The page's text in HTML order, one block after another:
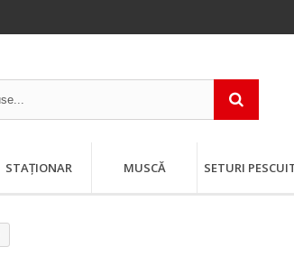
STAȚIONAR MUSCĂ SETURI